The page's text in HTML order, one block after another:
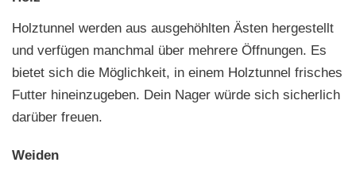
Holztunnel werden aus ausgehöhlten Ästen hergestellt
und verfügen manchmal über mehrere Öffnungen. Es
bietet sich die Möglichkeit, in einem Holztunnel frisches
Futter hineinzugeben. Dein Nager würde sich sicherlich
darüber freuen.
Weiden